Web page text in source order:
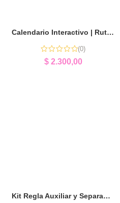
Calendario Interactivo | Rutinas, Tiempo y Aprendizaje
(0)
$2.300,00
Kit Regla Auxiliar y Separador de Palabras | Apoyo para Lectura y Escritura